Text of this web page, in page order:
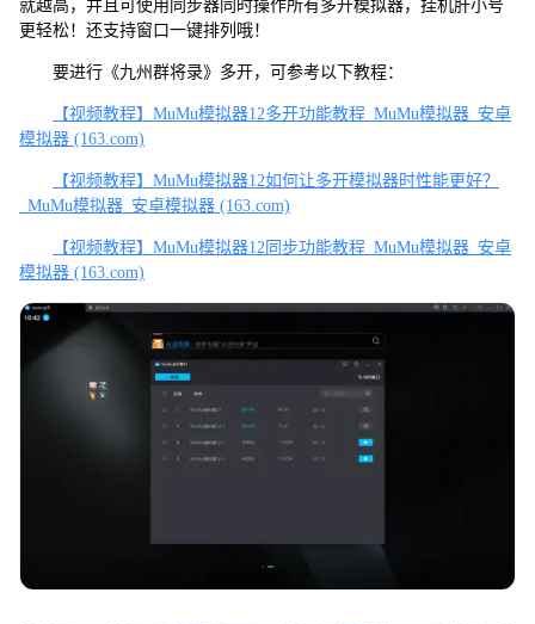
就越高，并且可使用同步器同时操作所有多开模拟器，挂机肝小号
更轻松！还支持窗口一键排列哦！
要进行《九州群将录》多开，可参考以下教程：
【视频教程】MuMu模拟器12多开功能教程_MuMu模拟器_安卓
模拟器 (163.com)
【视频教程】MuMu模拟器12如何让多开模拟器时性能更好？
_MuMu模拟器_安卓模拟器 (163.com)
【视频教程】MuMu模拟器12同步功能教程_MuMu模拟器_安卓
模拟器 (163.com)